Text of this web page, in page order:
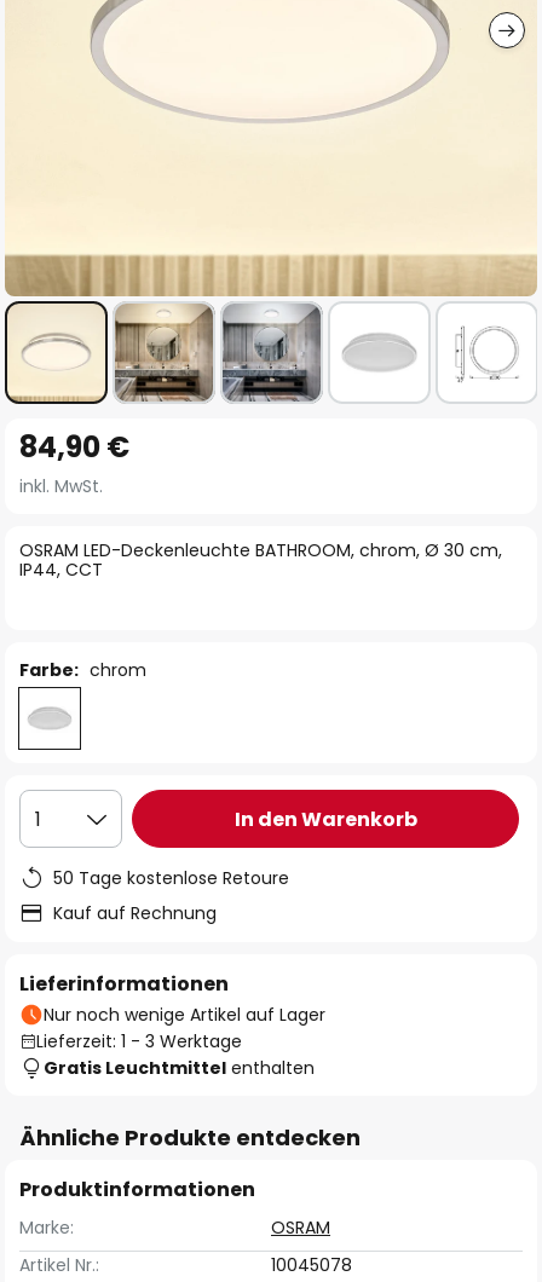
Anfang
der
springen
OSRAM LED-Deckenleuchte BATHROOM, chrom, Ø 30 cm,
IP44, CCT
84,90 €
inkl. MwSt.
Farbe: chrom
1 In den Warenkorb
50 Tage kostenlose Retoure
Kauf auf Rechnung
Lieferinformationen
Nur noch wenige Artikel auf Lager
Lieferzeit: 1 - 3 Werktage
Gratis Leuchtmittel enthalten
Ähnliche Produkte entdecken
Produktinformationen
Marke:
OSRAM
Artikel Nr.:
10045078